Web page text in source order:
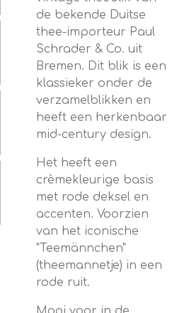
de bekende Duitse
thee-importeur Paul
Schrader & Co. uit
Bremen. Dit blik is een
klassieker onder de
verzamelblikken en
heeft een herkenbaar
mid-century design.
Het heeft een
crèmekleurige basis
met rode deksel en
accenten. Voorzien
van het iconische
"Teemännchen"
(theemannetje) in een
rode ruit.